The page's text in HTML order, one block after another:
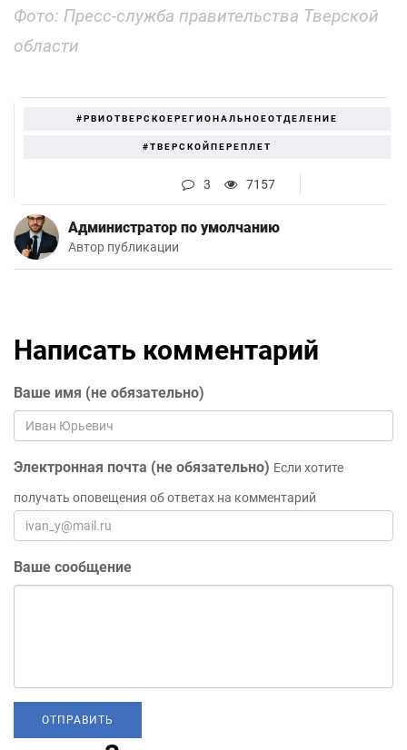
Фото: Пресс-служба правительства Тверской
области
#РВИОТВЕРСКОЕРЕГИОНАЛЬНОЕОТДЕЛЕНИЕ
#ТВЕРСКОЙПЕРЕПЛЕТ
3 7157
Администратор по умолчанию
Автор публикации
Написать комментарий
Ваше имя (не обязательно)
Электронная почта (не обязательно) Если хотите
получать оповещения об ответах на комментарий
Ваше сообщение